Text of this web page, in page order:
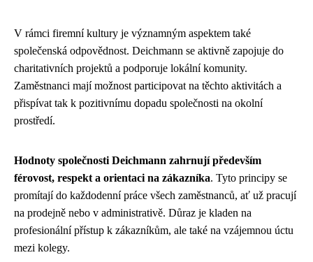
V rámci firemní kultury je významným aspektem také
společenská odpovědnost. Deichmann se aktivně zapojuje do
charitativních projektů a podporuje lokální komunity.
Zaměstnanci mají možnost participovat na těchto aktivitách a
přispívat tak k pozitivnímu dopadu společnosti na okolní
prostředí.
Hodnoty společnosti Deichmann zahrnují především
férovost, respekt a orientaci na zákazníka. Tyto principy se
promítají do každodenní práce všech zaměstnanců, ať už pracují
na prodejně nebo v administrativě. Důraz je kladen na
profesionální přístup k zákazníkům, ale také na vzájemnou úctu
mezi kolegy.